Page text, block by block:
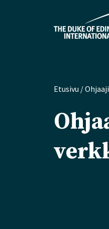
Etusivu /